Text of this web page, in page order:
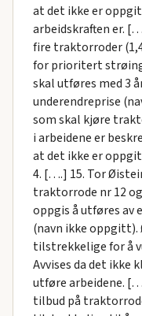
at det ikke er
arbeidskraften er.
fire traktorroder
for prioritert strøing
skal utføres med 3
underendreprise
som skal kjøre
i arbeidene er
at det ikke er
4. [….] 15. Tor
traktorrode nr 12 og
oppgis å utføres av
(navn ikke
tilstrekkelige for å
Avvises da det ikke
utføre arbeidene.
tilbud på